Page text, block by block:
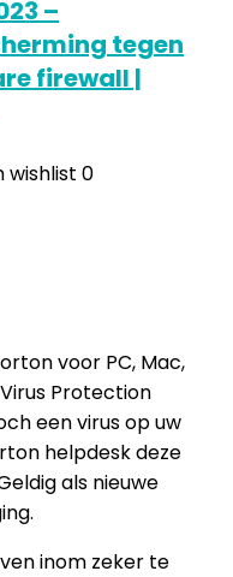
–
tegen
firewall |
wishlist 0
voor PC, Mac,
Protection
een virus op uw
helpdesk deze
als nieuwe
inom zeker te